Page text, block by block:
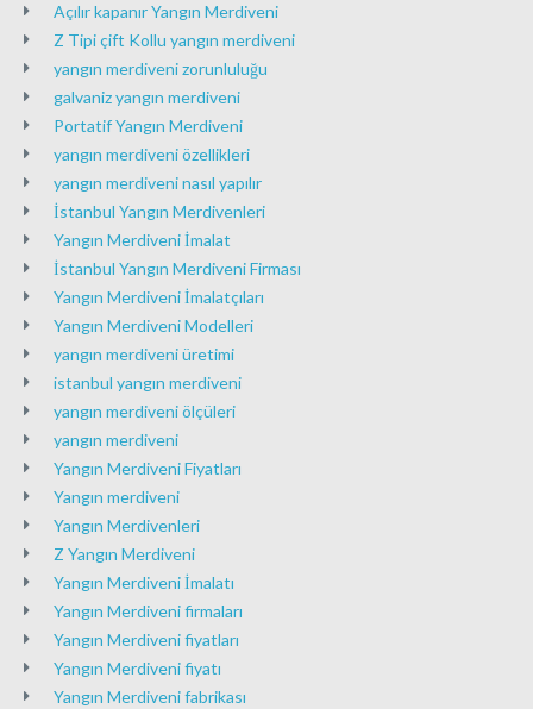
Açılır kapanır Yangın Merdiveni
Z Tipi çift Kollu yangın merdiveni
yangın merdiveni zorunluluğu
galvaniz yangın merdiveni
Portatif Yangın Merdiveni
yangın merdiveni özellikleri
yangın merdiveni nasıl yapılır
İstanbul Yangın Merdivenleri
Yangın Merdiveni İmalat
İstanbul Yangın Merdiveni Firması
Yangın Merdiveni İmalatçıları
Yangın Merdiveni Modelleri
yangın merdiveni üretimi
istanbul yangın merdiveni
yangın merdiveni ölçüleri
yangın merdiveni
Yangın Merdiveni Fiyatları
Yangın merdiveni
Yangın Merdivenleri
Z Yangın Merdiveni
Yangın Merdiveni İmalatı
Yangın Merdiveni firmaları
Yangın Merdiveni fiyatları
Yangın Merdiveni fiyatı
Yangın Merdiveni fabrikası